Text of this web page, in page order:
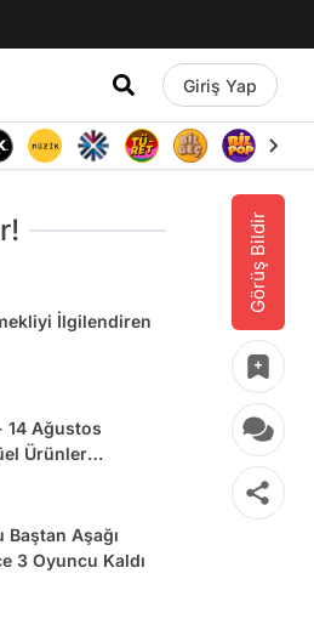
Giriş Yap
Görüş Bildir
İlgilendiren
14 Ağustos
Ürünler
Baştan Aşağı
3 Oyuncu Kaldı